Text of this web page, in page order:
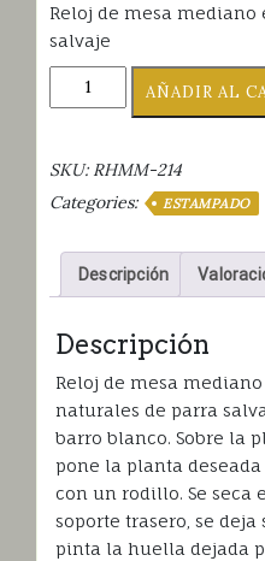
Reloj de mesa mediano
salvaje
RELOJ
ESTAMPADO
cantidad
AÑADIR AL
SKU: RHMM-214
Categories:
ESTAMPADO
Descripción
Descripción
Reloj de mesa
naturales de parra
barro blanco. Sobre la
pone la planta
con un rodillo. Se seca
soporte trasero, se deja
pinta la huella dejada